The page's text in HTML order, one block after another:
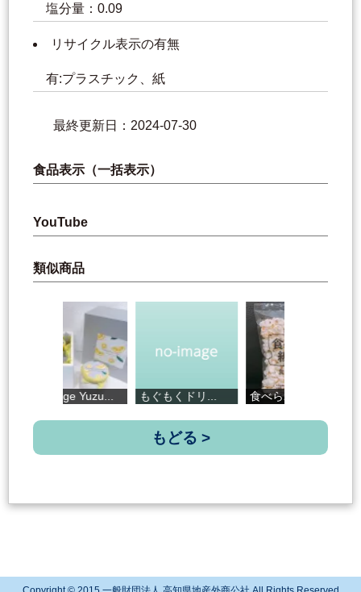
塩分量：0.09
リサイクル表示の有無
有:プラスチック、紙
最終更新日：2024-07-30
食品表示（一括表示）
YouTube
類似商品
Fromage Yuzu... もぐもくドリ... 食べられる緩...
もどる >